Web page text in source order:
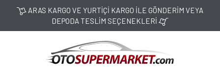
ARAS KARGO VE YURTİÇİ KARGO İLE GÖNDERİM VEYA
DEPODA TESLİM SEÇENEKLERİ